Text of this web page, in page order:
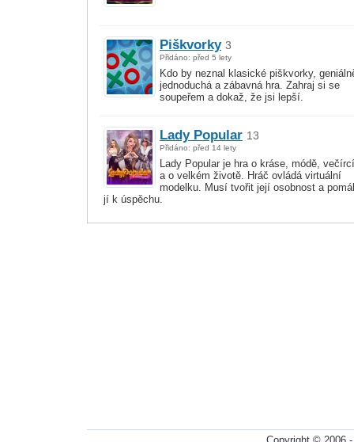
Piškvorky 3
Přidáno: před 5 lety
Kdo by neznal klasické piškvorky,
jednoduchá a zábavná hra. Zahraj si se
soupeřem a dokaž, že jsi lepší.
Lady Popular 13
Přidáno: před 14 lety
Lady Popular je hra o kráse, módě,
a o velkém životě. Hráč ovládá virtuální
modelku. Musí tvořit její osobnost a
jí k úspěchu.